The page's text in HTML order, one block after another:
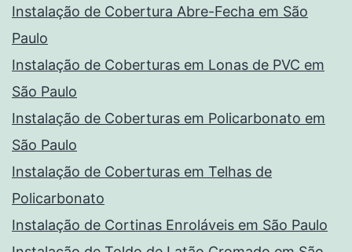
Instalação de Cobertura Abre-Fecha em São
Paulo
Instalação de Coberturas em Lonas de PVC em
São Paulo
Instalação de Coberturas em Policarbonato em
São Paulo
Instalação de Coberturas em Telhas de
Policarbonato
Instalação de Cortinas Enroláveis em São Paulo